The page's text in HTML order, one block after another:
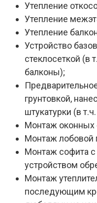
Утепление
Утепление
Утепление
Устройство
стеклосеткой (в
балконы);
грунтовкой,
штукатурки (в
Монтаж оконных
Монтаж лобовой
Монтаж софита
устройством
Монтаж
последующим